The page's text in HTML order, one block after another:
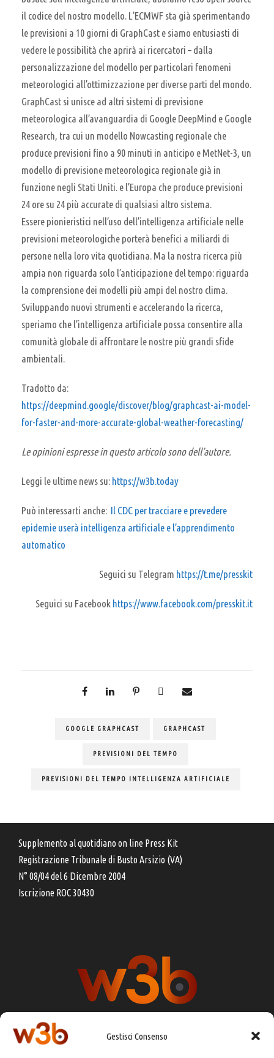
Gestisci Consenso
il codice del nostro modello. L’ECMWF sta già sperimentando
le previsioni a 10 giorni di GraphCast e siamo entusiasti di
vedere le possibilità che aprirà ai ricercatori – dalla
personalizzazione del modello per particolari fenomeni
meteorologici all’ottimizzazione per diverse parti del mondo.
GraphCast si unisce ad altri sistemi di previsione
meteorologica all’avanguardia di Google DeepMind e Google
Research, tra cui un modello Nowcasting regionale che
produce previsioni fino a 90 minuti in anticipo e MetNet-3, un
modello di previsione meteorologica regionale già in
funzione negli Stati Uniti. e l’Europa che produce previsioni
24 ore su 24 più accurate di qualsiasi altro sistema.
Essere pionieristici nell’uso dell’intelligenza artificiale nelle
previsioni meteorologiche porterà benefici a miliardi di
persone nella loro vita quotidiana. Ma la nostra ricerca più
ampia non riguarda solo l’anticipazione del tempo: riguarda
la comprensione dei modelli più ampi del nostro clima.
Sviluppando nuovi strumenti e accelerando la ricerca,
speriamo che l’intelligenza artificiale possa consentire alla
comunità globale di affrontare le nostre più grandi sfide
ambientali.
Tradotto da:
https://deepmind.google/discover/blog/graphcast-ai-model-
for-faster-and-more-accurate-global-weather-forecasting/
Le opinioni espresse in questo articolo sono dell’autore.
Leggi le ultime news su: https://w3b.today
Può interessarti anche: Il CDC per tracciare e prevedere
epidemie userà intelligenza artificiale e l’apprendimento
automatico
Seguici su Telegram https://t.me/presskit
Seguici su Facebook https://www.facebook.com/presskit.it
GOOGLE GRAPHCAST GRAPHCAST
PREVISIONI DEL TEMPO
PREVISIONI DEL TEMPO INTELLIGENZA ARTIFICIALE
Supplemento al quotidiano on line Press Kit
Registrazione Tribunale di Busto Arsizio (VA)
N° 08/04 del 6 Dicembre 2004
Iscrizione ROC 30430